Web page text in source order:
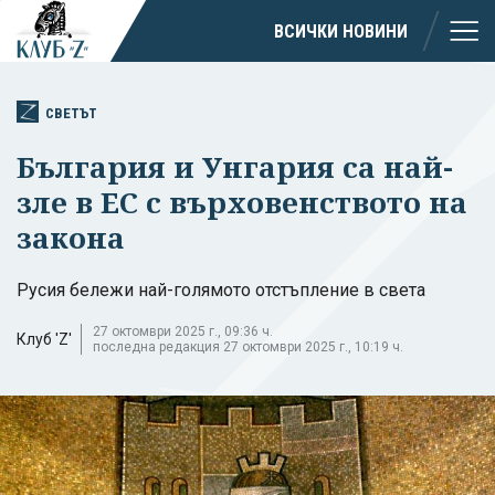
ВСИЧКИ НОВИНИ
СВЕТЪТ
България и Унгария са най-
зле в ЕС с върховенството на
закона
Русия бележи най-голямото отстъпление в света
Клуб 'Z'
27 октомври 2025 г., 09:36 ч.
последна редакция 27 октомври 2025 г., 10:19 ч.